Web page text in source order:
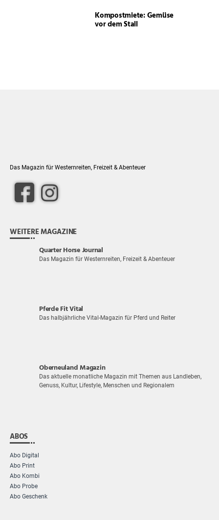
Kompostmiete: Gemüse
vor dem Stall
Das Magazin für Westernreiten, Freizeit & Abenteuer
WEITERE MAGAZINE
Quarter Horse Journal
Das Magazin für Westernreiten, Freizeit & Abenteuer
Pferde Fit Vital
Das halbjährliche Vital-Magazin für Pferd und Reiter
Oberneuland Magazin
Das aktuelle monatliche Magazin mit Themen aus Landleben,
Genuss, Kultur, Lifestyle, Menschen und Regionalem
ABOS
Abo Digital
Abo Print
Abo Kombi
Abo Probe
Abo Geschenk